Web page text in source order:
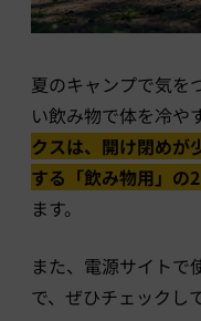
夏のキャンプで気を
い飲み物で体を冷や
クスは、開け閉めが
する「飲み物用」の
ます。
また、電源サイトで
で、ぜひチェックし